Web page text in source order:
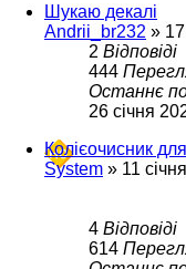
Шукаю декалі
Andrii_br232 »
2 Відповіді
444
Останнє
26 січня
Колієочисник
System » 11
4 Відповіді
614